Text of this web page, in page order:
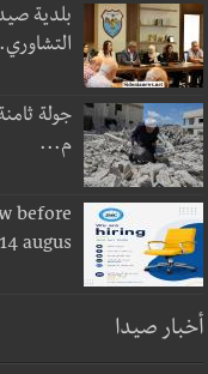
بلدية
م...
before
14 augus...
أخبار صيدا